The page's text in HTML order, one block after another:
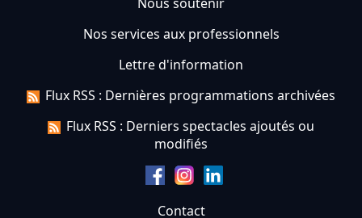
Nos services aux professionnels
Lettre d'information
Flux RSS : Dernières programmations archivées
Flux RSS : Derniers spectacles ajoutés ou
modifiés
Contact